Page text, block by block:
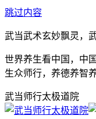
跳过内容
武当武术玄妙飘灵，
世界养生看中国，中
生众师行，养德养智
武当师行太极道院